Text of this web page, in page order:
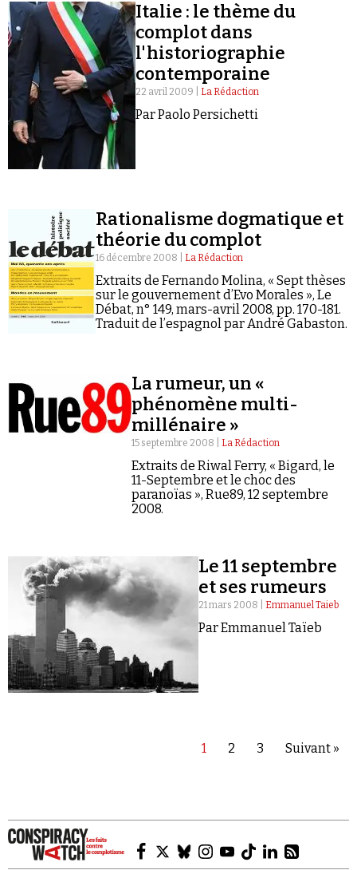
ou au…
Italie : le thème du
complot dans
l'historiographie
contemporaine
22 avril 2009 | La Rédaction
Par Paolo Persichetti
Rationalisme dogmatique et
théorie du complot
16 décembre 2008 | La Rédaction
Extraits de Fernando Molina, « Sept thèses
sur le gouvernement d’Evo Morales », Le
Débat, n° 149, mars-avril 2008, pp. 170-181.
Traduit de l’espagnol par André Gabaston.
La rumeur, un «
phénomène multi-
millénaire »
15 septembre 2008 | La Rédaction
Extraits de Riwal Ferry, « Bigard, le
11-Septembre et le choc des
paranoïas », Rue89, 12 septembre
2008.
Le 11 septembre
et ses rumeurs
21 mars 2008 | Emmanuel Taieb
Par Emmanuel Taïeb
1 2 3 Suivant »